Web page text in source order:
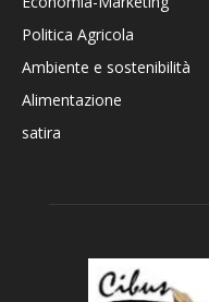
Politica Agricola
Ambiente e sostenibilità
Alimentazione
satira